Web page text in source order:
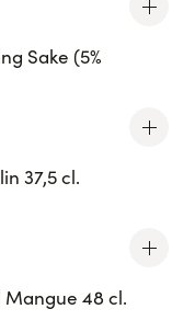
Sake (5%
37,5 cl.
Mangue 48 cl.